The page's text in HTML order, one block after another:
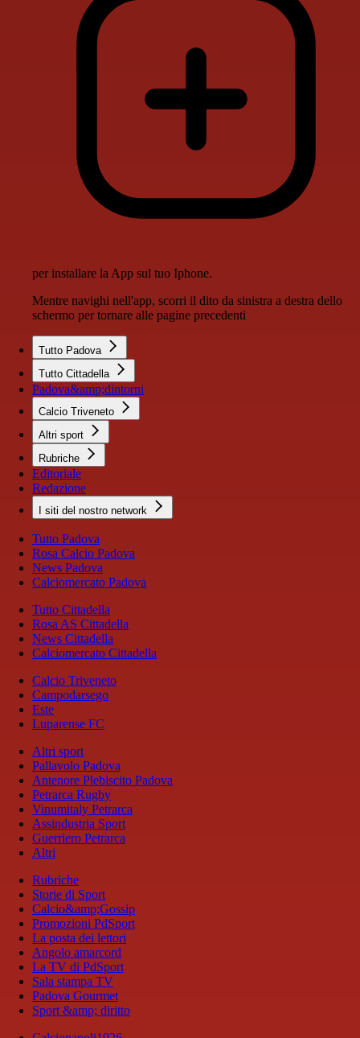
per installare la App sul tuo Iphone.
Mentre navighi nell'app, scorri il dito da sinistra a destra dello
schermo per tornare alle pagine precedenti
Tutto Padova
Tutto Cittadella
Padova&amp;dintorni
Calcio Triveneto
Altri sport
Rubriche
Editoriale
Redazione
I siti del nostro network
Tutto Padova
Rosa Calcio Padova
News Padova
Calciomercato Padova
Tutto Cittadella
Rosa AS Cittadella
News Cittadella
Calciomercato Cittadella
Calcio Triveneto
Campodarsego
Este
Luparense FC
Altri sport
Pallavolo Padova
Antenore Plebiscito Padova
Petrarca Rugby
Vinumitaly Petrarca
Assindustria Sport
Guerriero Petrarca
Altri
Rubriche
Storie di Sport
Calcio&amp;Gossip
Promozioni PdSport
La posta dei lettori
Angolo amarcord
La TV di PdSport
Sala stampa TV
Padova Gourmet
Sport &amp; diritto